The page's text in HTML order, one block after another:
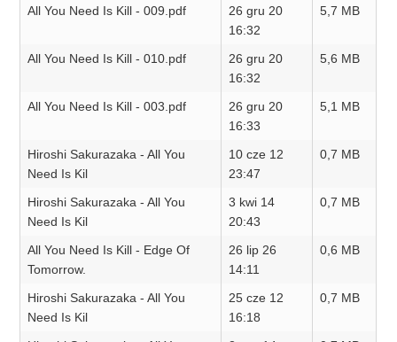
All You Need Is Kill - 009.pdf
26 gru 20
16:32
5,7 MB
All You Need Is Kill - 010.pdf
26 gru 20
16:32
5,6 MB
All You Need Is Kill - 003.pdf
26 gru 20
16:33
5,1 MB
Hiroshi Sakurazaka - All You
Need Is Kil
10 cze 12
23:47
0,7 MB
Hiroshi Sakurazaka - All You
Need Is Kil
3 kwi 14
20:43
0,7 MB
All You Need Is Kill - Edge Of
Tomorrow.
26 lip 26
14:11
0,6 MB
Hiroshi Sakurazaka - All You
Need Is Kil
25 cze 12
16:18
0,7 MB